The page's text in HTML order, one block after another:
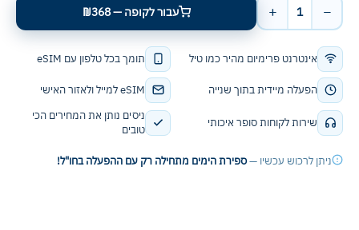
אינטרנט פרימיום מהיר כמו טיל תומך בכל טלפון עם eSIM
הפעלה מיידית בתוך שנייה eSIM למייל ולאזור האישי
שירות לקוחות סופר איכותי
ניסים נותן את המחירים הכי
טובים
ניתן לרכוש עכשיו —ספירת הימים מתחילה רק עם ההפעלה בחו"ל!
−
1
+ עבור לקופה — ₪368